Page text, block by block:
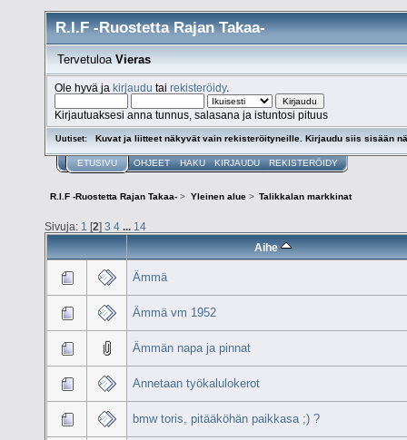
R.I.F -Ruostetta Rajan Takaa-
Tervetuloa Vieras
Ole hyvä jakirjaudu tairekisteröidy.
Kirjautuaksesi anna tunnus, salasana ja istuntosi pituus
Uutiset: Kuvat ja liitteet näkyvät vain rekisteröityneille. Kirjaudu siis sisään
ETUSIVU OHJEET HAKU KIRJAUDU REKISTERÖIDY
R.I.F -Ruostetta Rajan Takaa- > Yleinen alue> Talikkalan markkinat
Sivuja: 1 [2] 3 4 ... 14
Aihe
Ämmä
Ämmä vm 1952
Ämmän napa ja pinnat
Annetaan työkalulokerot
bmw toris, pitääköhän paikkasa ;) ?